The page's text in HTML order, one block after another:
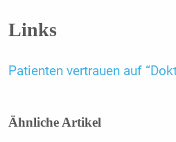
Links
Patienten vertrauen auf
Ähnliche Artikel